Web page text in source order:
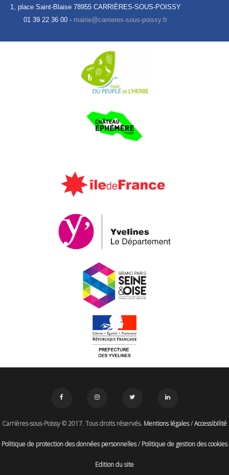
1, place Saint-Blaise 78955 CARRIÈRES-SOUS-POISSY
01 39 22 36 00 -
Carrières-sous-Poissy © 2017. Tous droits réservés. Mentions légales/Accessibilité
Politique de protection des données personnelles/Politique de gestion des cookies
Edition du site